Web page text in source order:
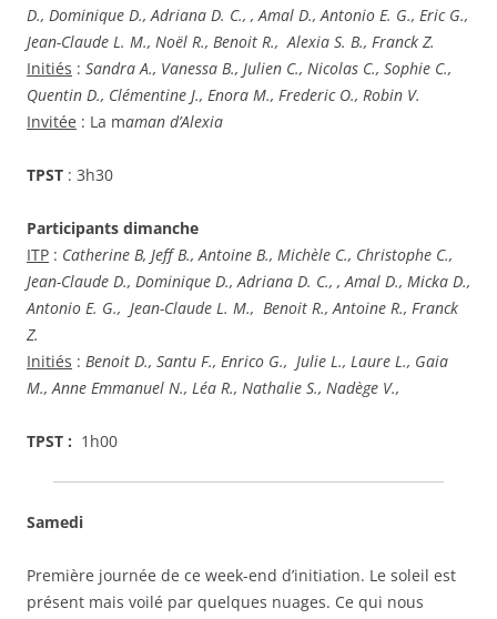
D., Dominique D., Adriana D. C., , Amal D., Antonio E. G., Eric G.,
Jean-Claude L. M., Noël R., Benoit R., Alexia S. B., Franck Z.
Initiés : Sandra A., Vanessa B., Julien C., Nicolas C., Sophie C.,
Quentin D., Clémentine J., Enora M., Frederic O., Robin V.
Invitée : La maman d’Alexia
TPST : 3h30
Participants dimanche
ITP : Catherine B, Jeff B., Antoine B., Michèle C., Christophe C.,
Jean-Claude D., Dominique D., Adriana D. C., , Amal D., Micka D.,
Antonio E. G., Jean-Claude L. M., Benoit R., Antoine R., Franck
Z.
Initiés : Benoit D., Santu F., Enrico G., Julie L., Laure L., Gaia
M., Anne Emmanuel N., Léa R., Nathalie S., Nadège V.,
TPST : 1h00
Samedi
Première journée de ce week-end d’initiation. Le soleil est
présent mais voilé par quelques nuages. Ce qui nous